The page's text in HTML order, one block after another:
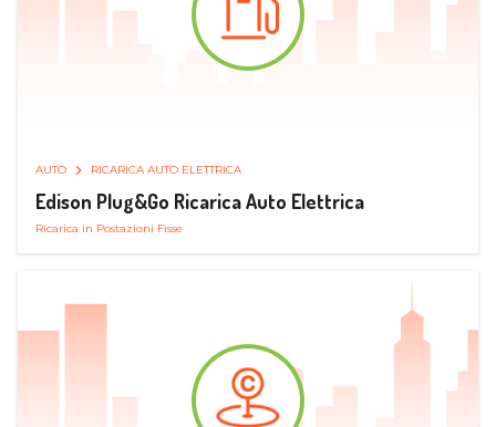
AUTO RICARICA AUTO ELETTRICA
Edison Plug&Go Ricarica Auto Elettrica
Ricarica in Postazioni Fisse